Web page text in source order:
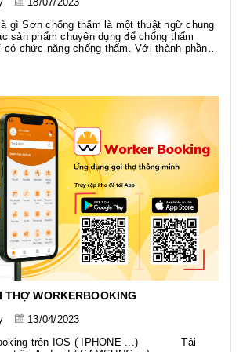
gì Sơn chống thấm là một thuật ngữ chung
sản phẩm chuyên dụng để chống thấm
có chức năng chống thấm. Với thành phần
gốc Acrylic, gốc Xi măng... phục vụ
trình với nhiều mục đích khác nhau. Sơn
THỢ WORKERBOOKING
13/04/2023
trên IOS ( IPHONE ...) Tải